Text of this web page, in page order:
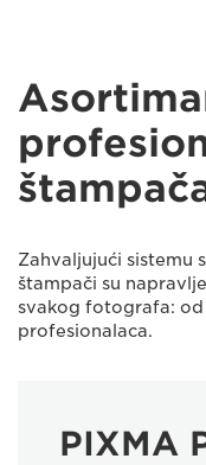
Zahvaljujući sistemu
štampači su
svakog fotografa: od
profesionalaca.
PIXMA